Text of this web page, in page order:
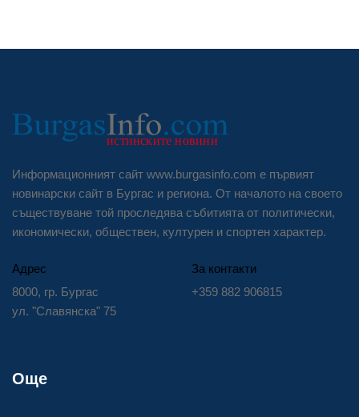
Информационният сайт www.burgasinfo.com е първият
новинарски сайт в Бургас и региона. От началото на своето
съществуване той проследява събитията от политически,
икономически, обществен, културен и спортен характер.
Адрес
8000, гр. Бургас
ул. "Славянска" 75
За контакти
+359 882 906815
Още